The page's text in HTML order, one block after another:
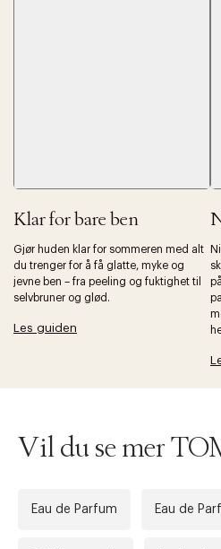
Klar for bare ben
Gjør huden klar for sommeren med alt
du trenger for å få glatte, myke og
jevne ben – fra peeling og fuktighet til
selvbruner og glød.
Les guiden
Vil du se mer
Eau de Parfum Eau de